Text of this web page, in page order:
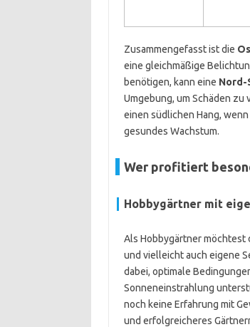
Zusammengefasst ist die
eine gleichmäßige
benötigen, kann eine Nord-
Umgebung, um Schäden zu
einen südlichen Hang,
gesundes Wachstum.
Wer profitiert
Hobbygärtner mit
Als Hobbygärtner möchtest
und vielleicht auch eigene
dabei, optimale
Sonneneinstrahlung
noch keine Erfahrung mit
und erfolgreicheres